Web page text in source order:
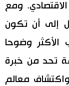
ومع
إلى أن تكون
الأكثر وضوحا
تحد من خبرة
معالم